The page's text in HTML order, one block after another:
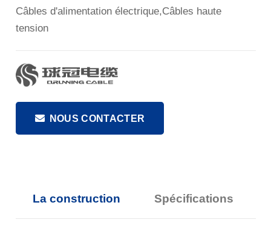
Câbles d'alimentation électrique,Câbles haute
tension
NOUS CONTACTER
La construction Spécifications